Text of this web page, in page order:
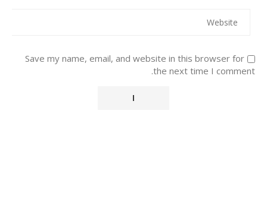
Save my name, email, and website in this browser for
the next time I comment.